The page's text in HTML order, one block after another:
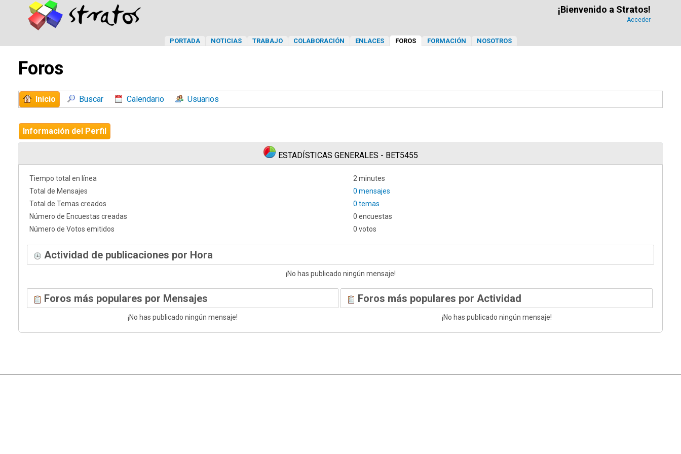
¡Bienvenido a Stratos!
Acceder
PORTADA NOTICIAS TRABAJO COLABORACIÓN ENLACES FOROS FORMACIÓN NOSOTROS
Foros
Inicio Buscar Calendario Usuarios
Información del Perfil
ESTADÍSTICAS GENERALES - BET5455
Tiempo total en línea
2 minutes
Total de Mensajes
0 mensajes
Total de Temas creados
0 temas
Número de Encuestas creadas
0 encuestas
Número de Votos emitidos
0 votos
Actividad de publicaciones por Hora
¡No has publicado ningún mensaje!
Foros más populares por Mensajes
¡No has publicado ningún mensaje!
Foros más populares por Actividad
¡No has publicado ningún mensaje!